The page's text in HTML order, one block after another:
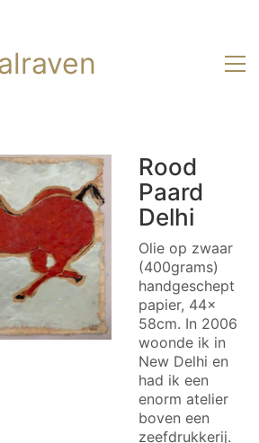
Rood
Paard
Delhi
Olie op zwaar
(400grams)
handgeschept
papier, 44x
58cm. In 2006
woonde ik in
New Delhi en
had ik een
enorm atelier
boven een
zeefdrukkerij.